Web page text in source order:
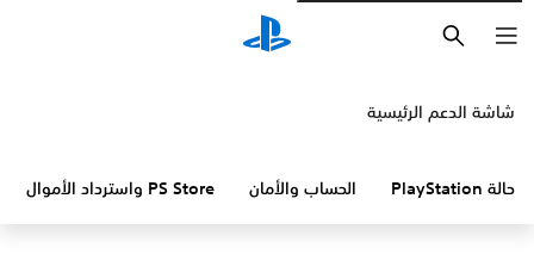
شاشة الدعم الرئيسية
حالة PlayStation الحساب والأمان PS Store واسترداد الأموال